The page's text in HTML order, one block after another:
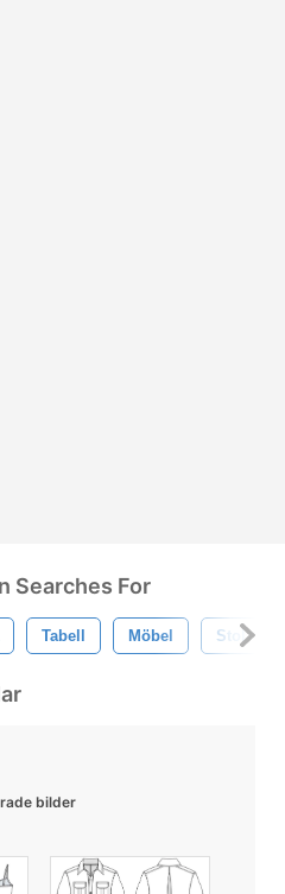
Searches For
Tabell Möbel Stol
bilder